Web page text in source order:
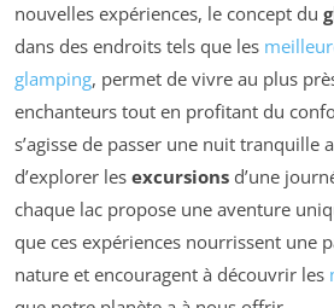
nouvelles expériences, le concept du
dans des endroits tels que les
glamping, permet de vivre au plus
enchanteurs tout en profitant du
s’agisse de passer une nuit tranquille
d’explorer les excursions d’une
chaque lac propose une aventure
que ces expériences nourrissent une
nature et encouragent à découvrir les